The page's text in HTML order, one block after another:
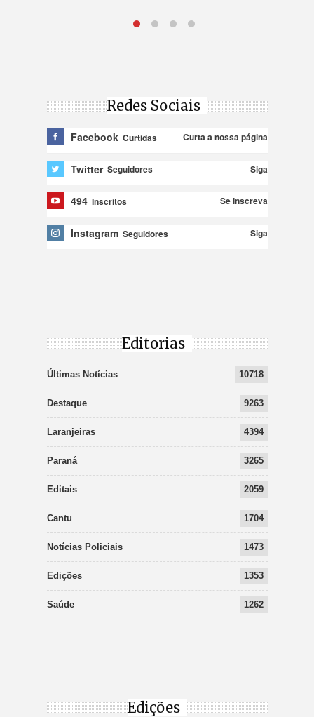
Redes Sociais
Facebook Curtidas Curta a nossa página
Twitter Seguidores Siga
494 Inscritos Se inscreva
Instagram Seguidores Siga
Editorias
Últimas Notícias 10718
Destaque 9263
Laranjeiras 4394
Paraná 3265
Editais 2059
Cantu 1704
Notícias Policiais 1473
Edições 1353
Saúde 1262
Edições